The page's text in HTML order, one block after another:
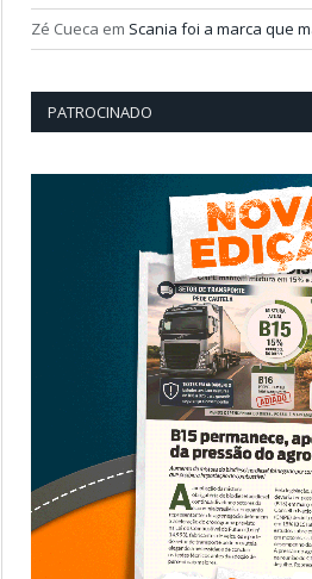
Zé Cueca em Scania foi a marca que
PATROCINADO